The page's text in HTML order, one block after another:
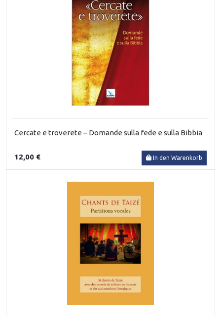
Cercate e troverete – Domande sulla fede e sulla Bibbia
12,00 € In den Warenkorb